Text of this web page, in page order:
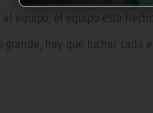
al equipo, el equipo está
grande, hay que luchar